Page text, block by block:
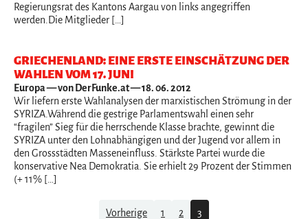
Regierungsrat des Kantons Aargau von links angegriffen
werden.Die Mitglieder […]
GRIECHENLAND: EINE ERSTE EINSCHÄTZUNG DER
WAHLEN VOM 17. JUNI
Europa— von DerFunke.at — 18. 06. 2012
Wir liefern erste Wahlanalysen der marxistischen Strömung in der
SYRIZA.Während die gestrige Parlamentswahl einen sehr
“fragilen” Sieg für die herrschende Klasse brachte, gewinnt die
SYRIZA unter den Lohnabhängigen und der Jugend vor allem in
den Grossstädten Masseneinfluss. Stärkste Partei wurde die
konservative Nea Demokratia. Sie erhielt 29 Prozent der Stimmen
(+ 11% […]
Vorherige 1 2 3